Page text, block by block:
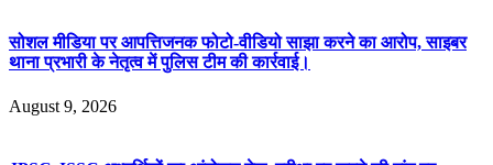
सोशल मीडिया पर आपत्तिजनक फोटो-वीडियो साझा करने का आरोप, साइबर
थाना प्रभारी के नेतृत्व में पुलिस टीम की कार्रवाई।
August 9, 2026